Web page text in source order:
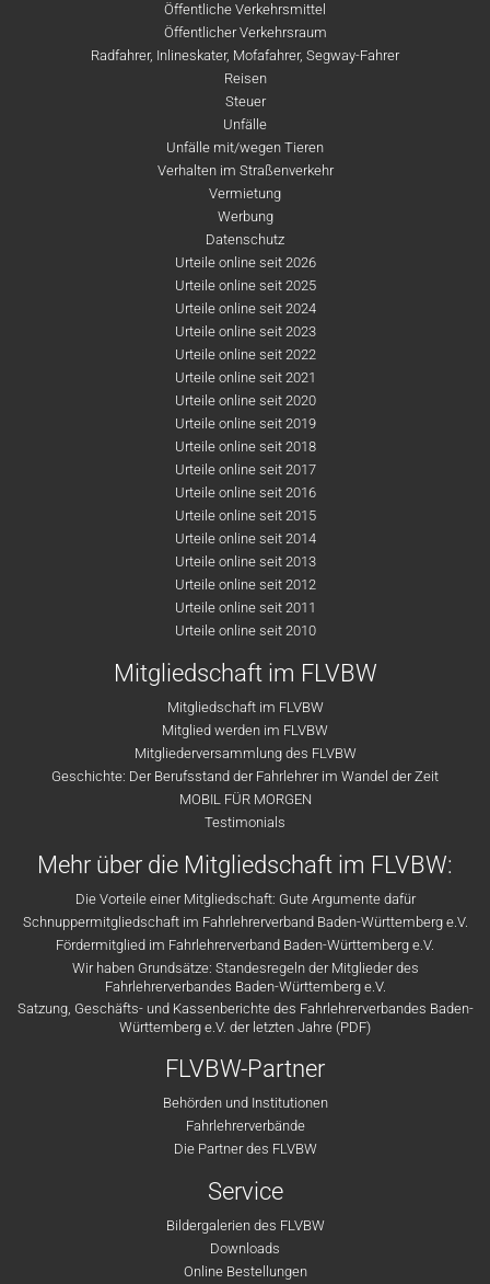
Öffentliche Verkehrsmittel
Öffentlicher Verkehrsraum
Radfahrer, Inlineskater, Mofafahrer, Segway-Fahrer
Reisen
Steuer
Unfälle
Unfälle mit/wegen Tieren
Verhalten im Straßenverkehr
Vermietung
Werbung
Datenschutz
Urteile online seit 2026
Urteile online seit 2025
Urteile online seit 2024
Urteile online seit 2023
Urteile online seit 2022
Urteile online seit 2021
Urteile online seit 2020
Urteile online seit 2019
Urteile online seit 2018
Urteile online seit 2017
Urteile online seit 2016
Urteile online seit 2015
Urteile online seit 2014
Urteile online seit 2013
Urteile online seit 2012
Urteile online seit 2011
Urteile online seit 2010
Mitgliedschaft im FLVBW
Mitgliedschaft im FLVBW
Mitglied werden im FLVBW
Mitgliederversammlung des FLVBW
Geschichte: Der Berufsstand der Fahrlehrer im Wandel der Zeit
MOBIL FÜR MORGEN
Testimonials
Mehr über die Mitgliedschaft im FLVBW:
Die Vorteile einer Mitgliedschaft: Gute Argumente dafür
Schnuppermitgliedschaft im Fahrlehrerverband Baden-Württemberg e.V.
Fördermitglied im Fahrlehrerverband Baden-Württemberg e.V.
Wir haben Grundsätze: Standesregeln der Mitglieder des
Fahrlehrerverbandes Baden-Württemberg e.V.
Satzung, Geschäfts- und Kassenberichte des Fahrlehrerverbandes Baden-
Württemberg e.V. der letzten Jahre (PDF)
FLVBW-Partner
Behörden und Institutionen
Fahrlehrerverbände
Die Partner des FLVBW
Service
Bildergalerien des FLVBW
Downloads
Online Bestellungen